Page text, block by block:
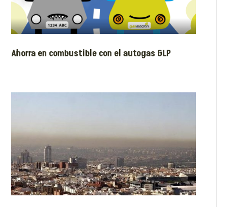
Ahorra en combustible con el autogas GLP